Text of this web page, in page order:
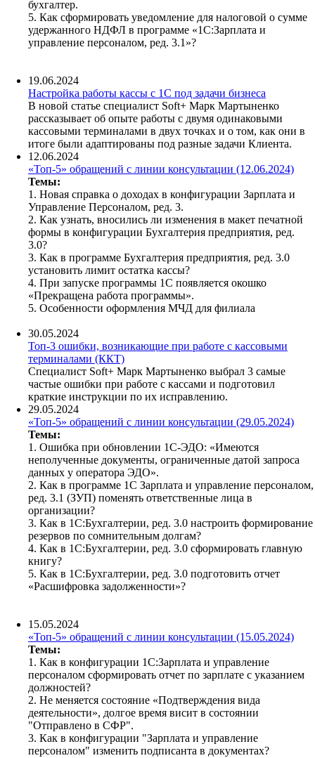
бухгалтер.
5. Как сформировать уведомление для налоговой о сумме
удержанного НДФЛ в программе «1С:Зарплата и
управление персоналом, ред. 3.1»?
19.06.2024
Настройка работы кассы с 1С под задачи бизнеса
В новой статье специалист Soft+ Марк Мартыненко
рассказывает об опыте работы с двумя одинаковыми
кассовыми терминалами в двух точках и о том, как они в
итоге были адаптированы под разные задачи Клиента.
12.06.2024
«Топ-5» обращений с линии консультации (12.06.2024)
Темы:
1. Новая справка о доходах в конфигурации Зарплата и
Управление Персоналом, ред. 3.
2. Как узнать, вносились ли изменения в макет печатной
формы в конфигурации Бухгалтерия предприятия, ред.
3.0?
3. Как в программе Бухгалтерия предприятия, ред. 3.0
установить лимит остатка кассы?
4. При запуске программы 1С появляется окошко
«Прекращена работа программы».
5. Особенности оформления МЧД для филиала
30.05.2024
Топ-3 ошибки, возникающие при работе с кассовыми
терминалами (ККТ)
Специалист Soft+ Марк Мартыненко выбрал 3 самые
частые ошибки при работе с кассами и подготовил
краткие инструкции по их исправлению.
29.05.2024
«Топ-5» обращений с линии консультации (29.05.2024)
Темы:
1. Ошибка при обновлении 1С-ЭДО: «Имеются
неполученные документы, ограниченные датой запроса
данных у оператора ЭДО».
2. Как в программе 1С Зарплата и управление персоналом,
ред. 3.1 (ЗУП) поменять ответственные лица в
организации?
3. Как в 1С:Бухгалтерии, ред. 3.0 настроить формирование
резервов по сомнительным долгам?
4. Как в 1С:Бухгалтерии, ред. 3.0 сформировать главную
книгу?
5. Как в 1С:Бухгалтерии, ред. 3.0 подготовить отчет
«Расшифровка задолженности»?
15.05.2024
«Топ-5» обращений с линии консультации (15.05.2024)
Темы:
1. Как в конфигурации 1С:Зарплата и управление
персоналом сформировать отчет по зарплате с указанием
должностей?
2. Не меняется состояние «Подтверждения вида
деятельности», долгое время висит в состоянии
"Отправлено в СФР".
3. Как в конфигурации "Зарплата и управление
персоналом" изменить подписанта в документах?